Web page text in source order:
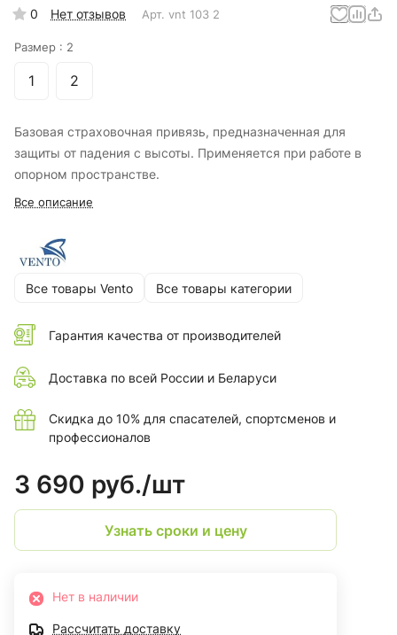
0 Нет отзывов Арт. vnt 103 2
Размер : 2
1 2
Базовая страховочная привязь, предназначенная для
защиты от падения с высоты. Применяется при работе в
опорном пространстве.
Все описание
Все товары Vento Все товары категории
Гарантия качества от производителей
Доставка по всей России и Беларуси
Скидка до 10% для спасателей, спортсменов и
профессионалов
3 690 руб./шт
Узнать сроки и цену
Нет в наличии
Рассчитать доставку